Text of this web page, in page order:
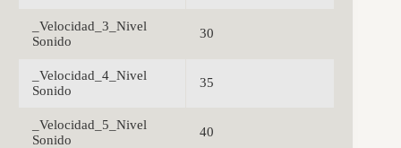
_Velocidad_3_Nivel
Sonido
30
_Velocidad_4_Nivel
Sonido
35
_Velocidad_5_Nivel
Sonido
40